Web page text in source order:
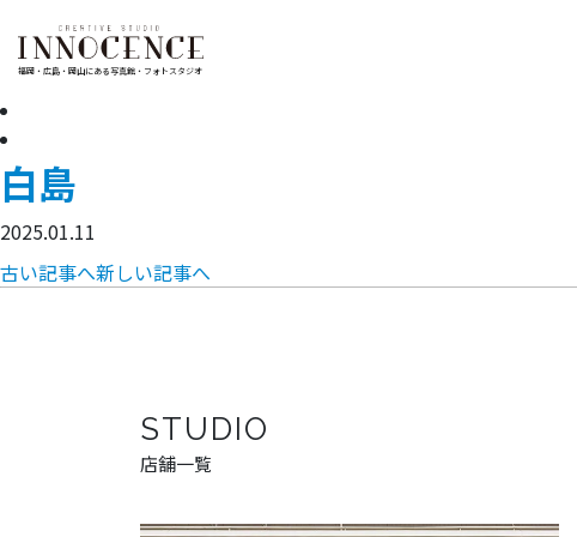
福岡・広島・岡山にある写真館・フォトスタジオ
白島
2025.01.11
古い記事へ新しい記事へ
STUDIO
店舗一覧